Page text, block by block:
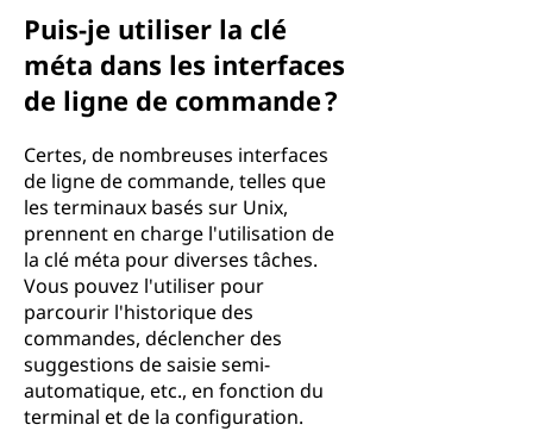
Puis-je utiliser la clé
méta dans les interfaces
de ligne de commande ?
Certes, de nombreuses interfaces
de ligne de commande, telles que
les terminaux basés sur Unix,
prennent en charge l'utilisation de
la clé méta pour diverses tâches.
Vous pouvez l'utiliser pour
parcourir l'historique des
commandes, déclencher des
suggestions de saisie semi-
automatique, etc., en fonction du
terminal et de la configuration.